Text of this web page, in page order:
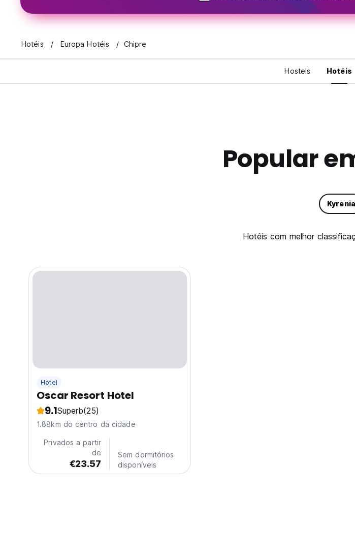
Hotéis Europa Hotéis Chipre
Hostels Hotéis
Popular
Kyrenia
hotéis com melhor
Hotel
Oscar Resort Hotel
9.1Superb(25)
1.88km do centro da cidade
Privados a partir
de
€23.57
Sem dormitórios
disponíveis